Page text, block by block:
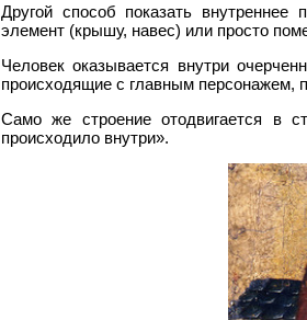
Другой способ показать внутреннее
элемент (крышу, навес) или просто
Человек оказывается внутри
происходя­щие с главным персонажем,
Само же строе­ние отодвигается в
происходило внутри».